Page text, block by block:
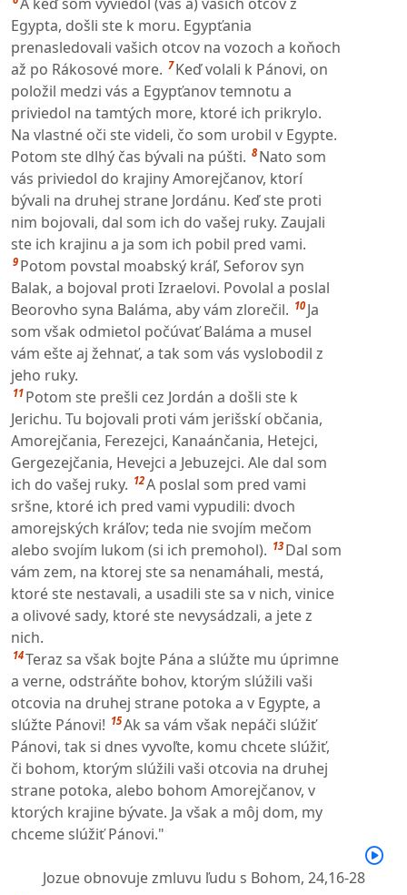
Egypta, došli ste k moru. Egypťania
prenasledovali vašich otcov na vozoch a koňoch
až po Rákosové more. 7 Keď volali k Pánovi, on
položil medzi vás a Egypťanov temnotu a
priviedol na tamtých more, ktoré ich prikrylo.
Na vlastné oči ste videli, čo som urobil v Egypte.
Potom ste dlhý čas bývali na púšti. 8 Nato som
vás priviedol do krajiny Amorejčanov, ktorí
bývali na druhej strane Jordánu. Keď ste proti
nim bojovali, dal som ich do vašej ruky. Zaujali
ste ich krajinu a ja som ich pobil pred vami.
9 Potom povstal moabský kráľ, Seforov syn
Balak, a bojoval proti Izraelovi. Povolal a poslal
Beorovho syna Baláma, aby vám zlorečil. 10 Ja
som však odmietol počúvať Baláma a musel
vám ešte aj žehnať, a tak som vás vyslobodil z
jeho ruky.
11 Potom ste prešli cez Jordán a došli ste k
Jerichu. Tu bojovali proti vám jerišskí občania,
Amorejčania, Ferezejci, Kanaánčania, Hetejci,
Gergezejčania, Hevejci a Jebuzejci. Ale dal som
ich do vašej ruky. 12A poslal som pred vami
sršne, ktoré ich pred vami vypudili: dvoch
amorejských kráľov; teda nie svojím mečom
alebo svojím lukom (si ich premohol). 13 Dal som
vám zem, na ktorej ste sa nenamáhali, mestá,
ktoré ste nestavali, a usadili ste sa v nich, vinice
a olivové sady, ktoré ste nevysádzali, a jete z
nich.
14Teraz sa však bojte Pána a slúžte mu úprimne
a verne, odstráňte bohov, ktorým slúžili vaši
otcovia na druhej strane potoka a v Egypte, a
slúžte Pánovi! 15Ak sa vám však nepáči slúžiť
Pánovi, tak si dnes vyvoľte, komu chcete slúžiť,
či bohom, ktorým slúžili vaši otcovia na druhej
strane potoka, alebo bohom Amorejčanov, v
ktorých krajine bývate. Ja však a môj dom, my
chceme slúžiť Pánovi."
Jozue obnovuje zmluvu ľudu s Bohom, 24,16-28